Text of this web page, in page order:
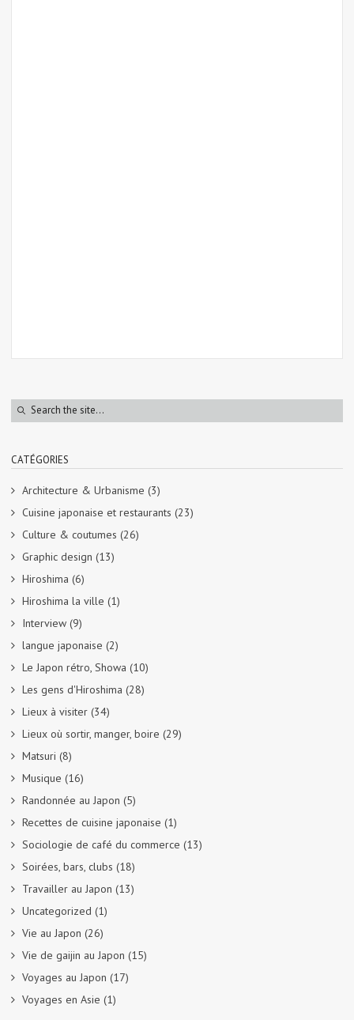
CATÉGORIES
Architecture & Urbanisme (3)
Cuisine japonaise et restaurants (23)
Culture & coutumes (26)
Graphic design (13)
Hiroshima (6)
Hiroshima la ville (1)
Interview (9)
langue japonaise (2)
Le Japon rétro, Showa (10)
Les gens d'Hiroshima (28)
Lieux à visiter (34)
Lieux où sortir, manger, boire (29)
Matsuri (8)
Musique (16)
Randonnée au Japon (5)
Recettes de cuisine japonaise (1)
Sociologie de café du commerce (13)
Soirées, bars, clubs (18)
Travailler au Japon (13)
Uncategorized (1)
Vie au Japon (26)
Vie de gaijin au Japon (15)
Voyages au Japon (17)
Voyages en Asie (1)